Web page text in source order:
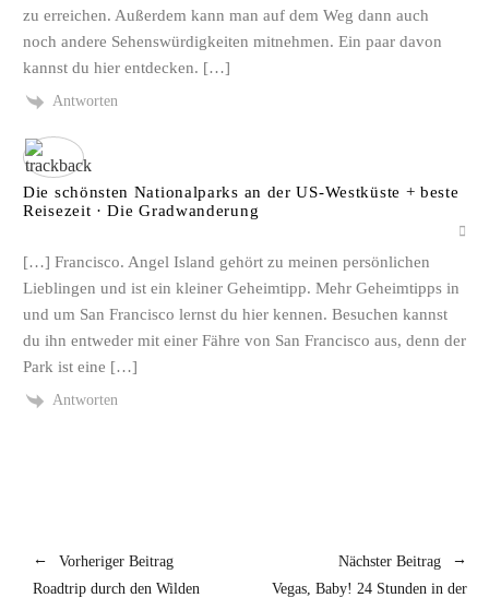
zu erreichen. Außerdem kann man auf dem Weg dann auch
noch andere Sehenswürdigkeiten mitnehmen. Ein paar davon
kannst du hier entdecken. […]
Antworten
Die schönsten Nationalparks an der US-Westküste + beste
Reisezeit · Die Gradwanderung
[…] Francisco. Angel Island gehört zu meinen persönlichen
Lieblingen und ist ein kleiner Geheimtipp. Mehr Geheimtipps in
und um San Francisco lernst du hier kennen. Besuchen kannst
du ihn entweder mit einer Fähre von San Francisco aus, denn der
Park ist eine […]
Antworten
Vorheriger Beitrag
Roadtrip durch den Wilden
Nächster Beitrag
Vegas, Baby! 24 Stunden in der